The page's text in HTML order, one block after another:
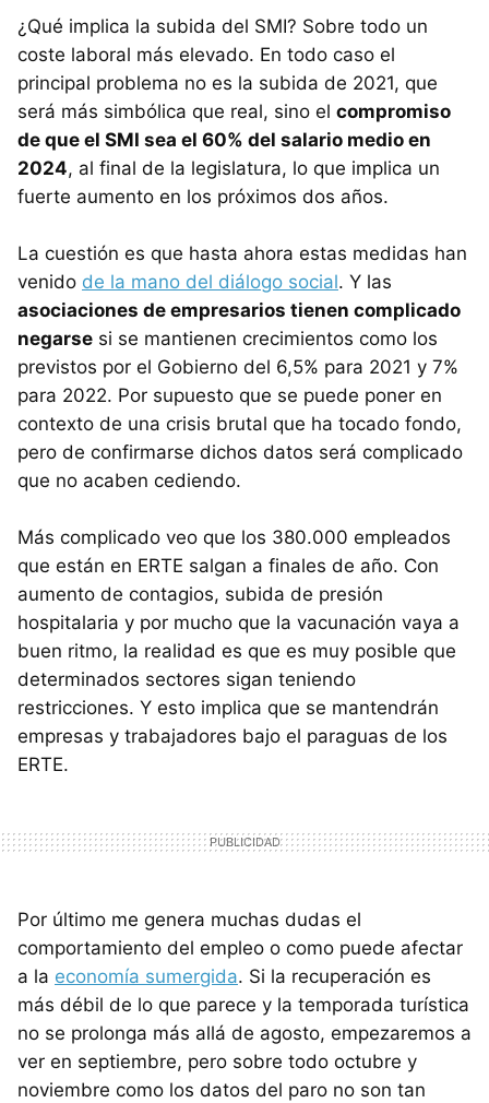
¿Qué implica la subida del SMI? Sobre todo un
coste laboral más elevado. En todo caso el
principal problema no es la subida de 2021, que
será más simbólica que real, sino el compromiso
de que el SMI sea el 60% del salario medio en
2024, al final de la legislatura, lo que implica un
fuerte aumento en los próximos dos años.
La cuestión es que hasta ahora estas medidas han
venido de la mano del diálogo social. Y las
asociaciones de empresarios tienen complicado
negarse si se mantienen crecimientos como los
previstos por el Gobierno del 6,5% para 2021 y 7%
para 2022. Por supuesto que se puede poner en
contexto de una crisis brutal que ha tocado fondo,
pero de confirmarse dichos datos será complicado
que no acaben cediendo.
Más complicado veo que los 380.000 empleados
que están en ERTE salgan a finales de año. Con
aumento de contagios, subida de presión
hospitalaria y por mucho que la vacunación vaya a
buen ritmo, la realidad es que es muy posible que
determinados sectores sigan teniendo
restricciones. Y esto implica que se mantendrán
empresas y trabajadores bajo el paraguas de los
ERTE.
Por último me genera muchas dudas el
comportamiento del empleo o como puede afectar
a la economía sumergida. Si la recuperación es
más débil de lo que parece y la temporada turística
no se prolonga más allá de agosto, empezaremos a
ver en septiembre, pero sobre todo octubre y
noviembre como los datos del paro no son tan